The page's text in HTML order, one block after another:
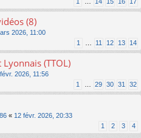
(8)
2026, 11:00
1 11 12 13 14
(TTOL)
2026, 11:56
1 29 30 31 32
« 12 févr. 2026, 20:33
1 2 3 4